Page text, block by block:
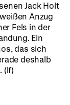
Jack Holt
Anzug
Fels in der
Ein
das sich
deshalb
(lf)